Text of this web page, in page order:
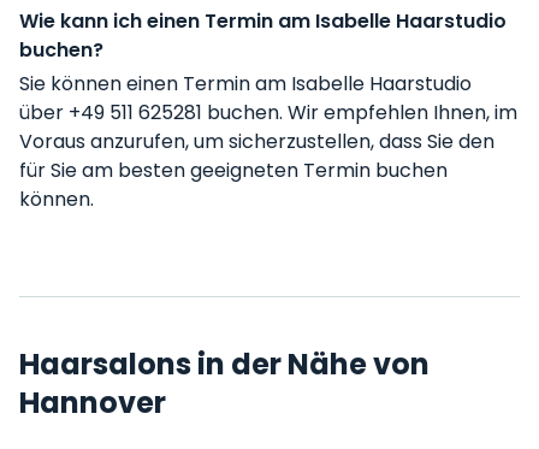
Wie kann ich einen Termin am Isabelle Haarstudio
buchen?
Sie können einen Termin am Isabelle Haarstudio
über +49 511 625281 buchen. Wir empfehlen Ihnen, im
Voraus anzurufen, um sicherzustellen, dass Sie den
für Sie am besten geeigneten Termin buchen
können.
Haarsalons in der Nähe von
Hannover